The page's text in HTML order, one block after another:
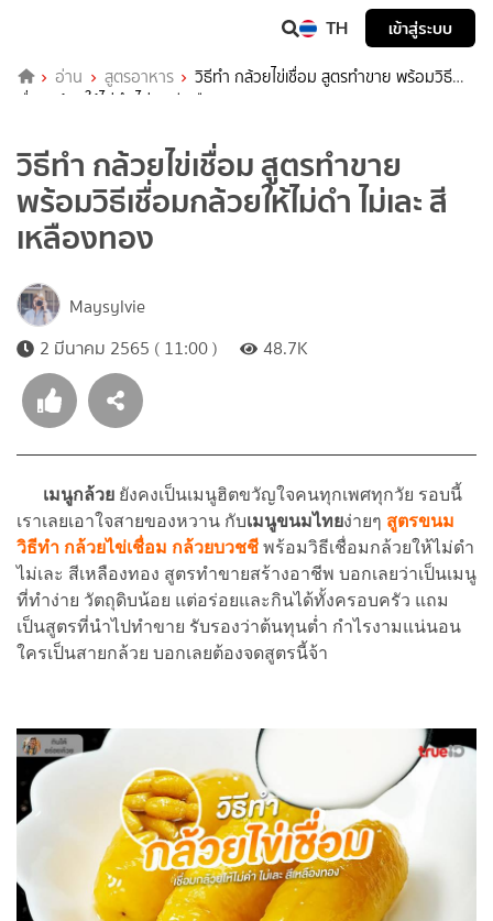
TH เข้าสู่ระบบ
อ่าน สูตรอาหาร
วิธีทำ กล้วยไข่เชื่อม สูตรทำขาย พร้อมวิธี
เชื่อมกล้วยให้ไม่ดำ ไม่เละ สีเหลืองทอง
วิธีทำ กล้วยไข่เชื่อม สูตรทำขาย
พร้อมวิธีเชื่อมกล้วยให้ไม่ดำ ไม่เละ สี
เหลืองทอง
Maysylvie
2 มีนาคม 2565 ( 11:00 )
48.7K
เมนูกล้วย ยังคงเป็นเมนูฮิตขวัญใจคนทุกเพศทุกวัย รอบนี้
เราเลยเอาใจสายของหวาน กับเมนูขนมไทยง่ายๆ สูตรขนม
วิธีทำ กล้วยไข่เชื่อม กล้วยบวชชี พร้อมวิธีเชื่อมกล้วยให้ไม่ดำ
ไม่เละ สีเหลืองทอง สูตรทำขายสร้างอาชีพ บอกเลยว่าเป็นเมนู
ที่ทำง่าย วัตถุดิบน้อย แต่อร่อยและกินได้ทั้งครอบครัว แถม
เป็นสูตรที่นำไปทำขาย รับรองว่าต้นทุนต่ำ กำไรงามแน่นอน
ใครเป็นสายกล้วย บอกเลยต้องจดสูตรนี้จ้า